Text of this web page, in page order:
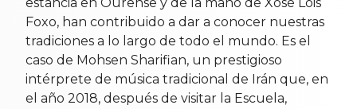
Foxo, han contribuido a dar a conocer nuestras
tradiciones a lo largo de todo el mundo. Es el
caso de Mohsen Sharifian, un prestigioso
intérprete de música tradicional de Irán que, en
el año 2018, después de visitar la Escuela,